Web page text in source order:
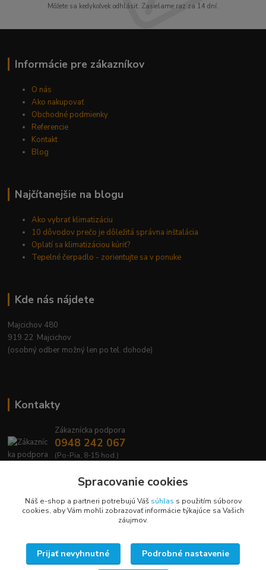
Môžete sa kedykoľvek odhlásiť. Zasielame raz za 14 dní.
Informácie pre zákazníkov
O nás
Ako nakupovať
Obchodné podmienky
Referencie
Kontakt
Blog
Najčítanejšie na blogu
Ako vybrať klimatizáciu
10 dôvodov prečo je dôležitá správna inštalácia
Oplatí sa klimatizáciou kúriť?
Tepelné čerpadlo - zorientujte sa v ponuke
Kde nás nájdete
Majcichov 480
919 22 Majcichov
(osobný odber možný len po tel. dohode)
Kontakty
Zákaznícka podpora
0948 242 067
(Po-Pia, 8-15 hod.)
info@lavafrost.sk
Upravit sběr cookies.
Spracovanie cookies
Náš e-shop a partneri potrebujú Váš súhlas s použitím súborov
cookies, aby Vám mohli zobrazovať informácie týkajúce sa Vašich
záujmov.
Prijať nevyhnutné Podrobné nastavenie